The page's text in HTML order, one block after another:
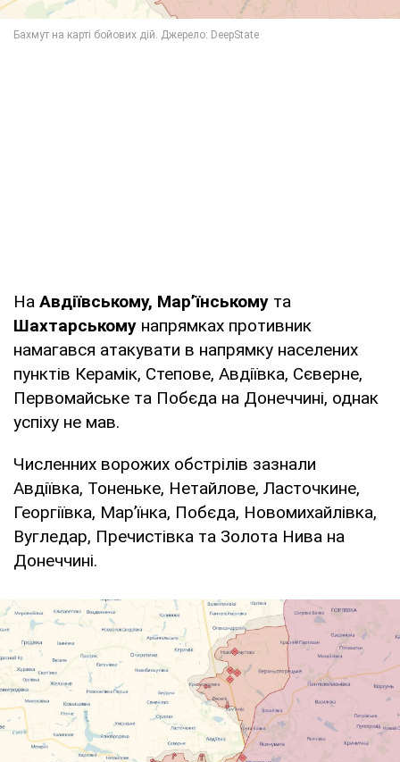
На Авдіївському, Мар’їнському та
Шахтарському напрямках противник
намагався атакувати в напрямку населених
пунктів Керамік, Степове, Авдіївка, Сєверне,
Первомайське та Побєда на Донеччині, однак
успіху не мав.
Численних ворожих обстрілів зазнали
Авдіївка, Тоненьке, Нетайлове, Ласточкине,
Георгіївка, Мар’їнка, Побєда, Новомихайлівка,
Вугледар, Пречистівка та Золота Нива на
Донеччині.